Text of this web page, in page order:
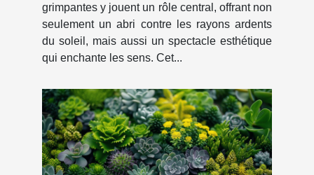
grimpantes y jouent un rôle central, offrant non
seulement un abri contre les rayons ardents
du soleil, mais aussi un spectacle esthétique
qui enchante les sens. Cet...